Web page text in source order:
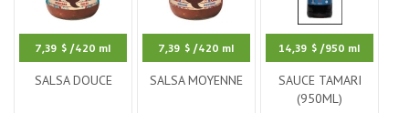
7,39 $ /420 ml
SALSA DOUCE
7,39 $ /420 ml
SALSA MOYENNE
14,39 $ /950 ml
SAUCE TAMARI
(950ML)